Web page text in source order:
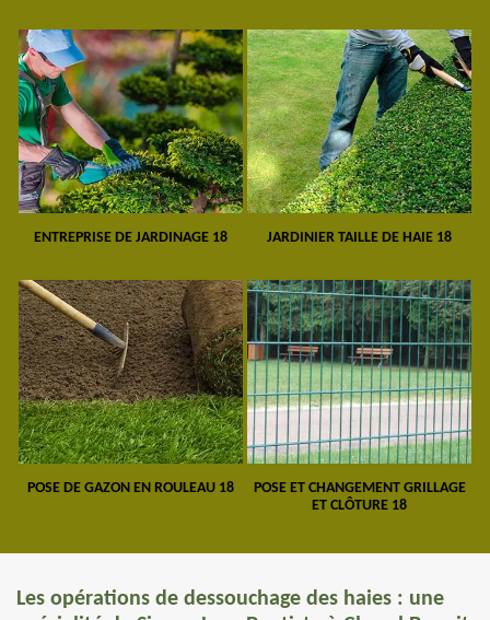
ENTREPRISE DE JARDINAGE 18 JARDINIER TAILLE DE HAIE 18
POSE DE GAZON EN ROULEAU 18
POSE ET CHANGEMENT GRILLAGE
ET CLÔTURE 18
Les opérations de dessouchage des haies : une